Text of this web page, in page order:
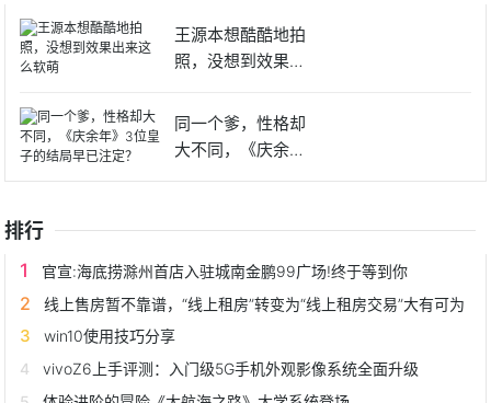
王源本想酷酷地拍
照，没想到效果出
同一个爹，性格却
大不同，《庆余
年》3位皇
排行
官宣:海底捞滁州首店入驻城南金鹏99广场!终于等到你
线上售房暂不靠谱，“线上租房”转变为“线上租房交易”大有可为
win10使用技巧分享
vivoZ6上手评测：入门级5G手机外观影像系统全面升级